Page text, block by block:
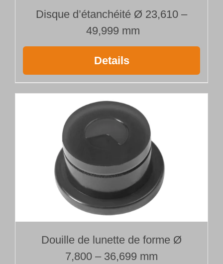
Disque d’étanchéité Ø 23,610 –
49,999 mm
Details
Douille de lunette de forme Ø
7,800 – 36,699 mm